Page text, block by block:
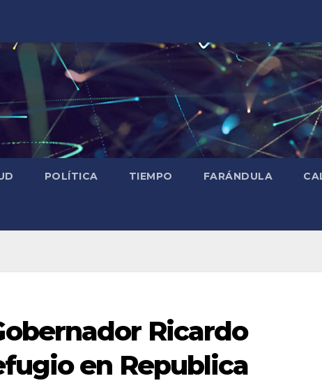
POLÍTICA TIEMPO FARÁNDULA
Ricardo
en Republica